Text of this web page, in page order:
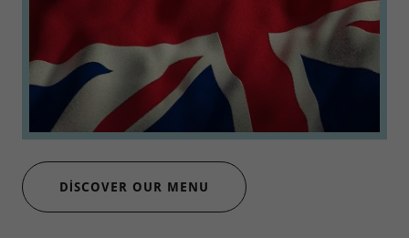
DISCOVER OUR MENU